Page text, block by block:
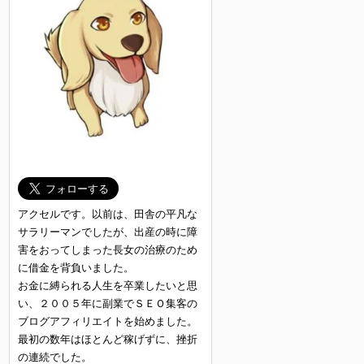
アクセルです。以前は、田舎の平凡な
サラリーマンでしたが、出産の時に障
害をおってしまった長女の治療のため
に借金を背負いました。
お金に縛られる人生を卒業したいと思
い、２００５年に副業でＳＥＯ集客の
ブログアフィリエイトを始めました。
最初の数年はほとんど稼げずに、挫折
の連続でした。